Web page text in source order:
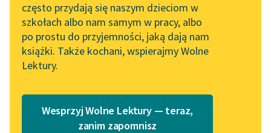
Nowy audiobook –
„Marzenie o Oriencie”
Sophie Elkan
Kolekcja Nadwyraz.com x
Wolne Lektury – idealna na
OAI-PMH
Widget Wolnych Lektur
Przypisy
Katalog w formacie PDF
często przydają się naszym dzieciom w
szkołach albo nam samym w pracy, albo
po prostu do przyjemności, jaką dają nam
książki. Także kochani, wspierajmy Wolne
Lektury.
Wesprzyj Wolne Lektury — teraz,
zanim zapomnisz
się...
Czytaj więcej
Henryk Sienkiewicz
Listy z Afryki